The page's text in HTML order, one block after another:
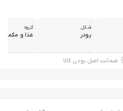
شکل
پودر
گروه
غذا و مکمل
ضمانت اصل بودن کالا